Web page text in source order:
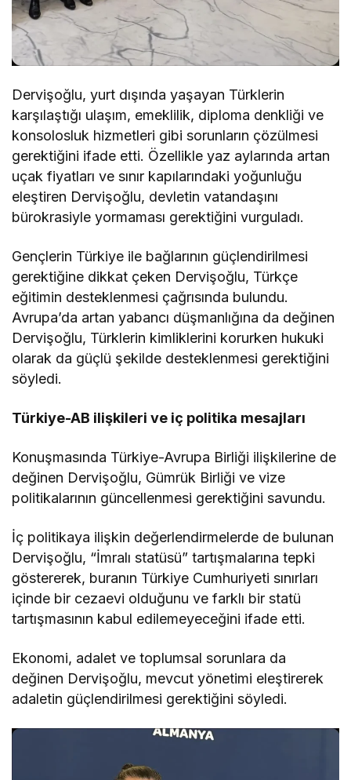
Dervişoğlu, yurt dışında yaşayan Türklerin
karşılaştığı ulaşım, emeklilik, diploma denkliği ve
konsolosluk hizmetleri gibi sorunların çözülmesi
gerektiğini ifade etti. Özellikle yaz aylarında artan
uçak fiyatları ve sınır kapılarındaki yoğunluğu
eleştiren Dervişoğlu, devletin vatandaşını
bürokrasiyle yormaması gerektiğini vurguladı.
Gençlerin Türkiye ile bağlarının güçlendirilmesi
gerektiğine dikkat çeken Dervişoğlu, Türkçe
eğitimin desteklenmesi çağrısında bulundu.
Avrupa’da artan yabancı düşmanlığına da değinen
Dervişoğlu, Türklerin kimliklerini korurken hukuki
olarak da güçlü şekilde desteklenmesi gerektiğini
söyledi.
Türkiye-AB ilişkileri ve iç politika mesajları
Konuşmasında Türkiye-Avrupa Birliği ilişkilerine de
değinen Dervişoğlu, Gümrük Birliği ve vize
politikalarının güncellenmesi gerektiğini savundu.
İç politikaya ilişkin değerlendirmelerde de bulunan
Dervişoğlu, “İmralı statüsü” tartışmalarına tepki
göstererek, buranın Türkiye Cumhuriyeti sınırları
içinde bir cezaevi olduğunu ve farklı bir statü
tartışmasının kabul edilemeyeceğini ifade etti.
Ekonomi, adalet ve toplumsal sorunlara da
değinen Dervişoğlu, mevcut yönetimi eleştirerek
adaletin güçlendirilmesi gerektiğini söyledi.